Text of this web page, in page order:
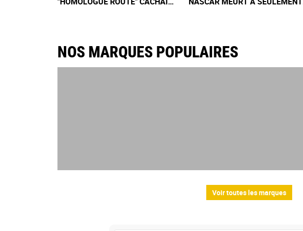
NOS MARQUES POPULAIRES
Voir toutes les marques